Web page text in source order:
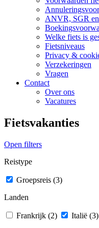
ANVR, SGR
Welke fiets is
Fietsniveaus
Privacy &
Verzekeringen
Vragen
Contact
Over ons
Vacatures
Fietsvakanties
Open filters
Reistype
Groepsreis (3)
Landen
Frankrijk (2) Italië (3)